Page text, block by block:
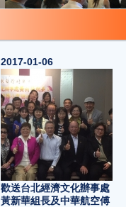
2017-01-06
歡送台北經濟文化辦事處
黃新華組長及中華航空傅